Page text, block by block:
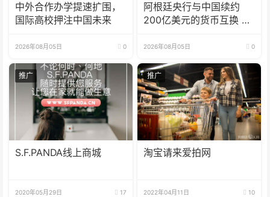
中外合作办学提速扩围，
国际高校押注中国未来
2026年08月05日 0
阿根廷央行与中国续约
200亿美元的货币互换 有
2026年08月05日 0
推广
S.F.PANDA线上商城
2020年05月29日 17
推广
淘宝请来爱拍网
2022年04月11日 10